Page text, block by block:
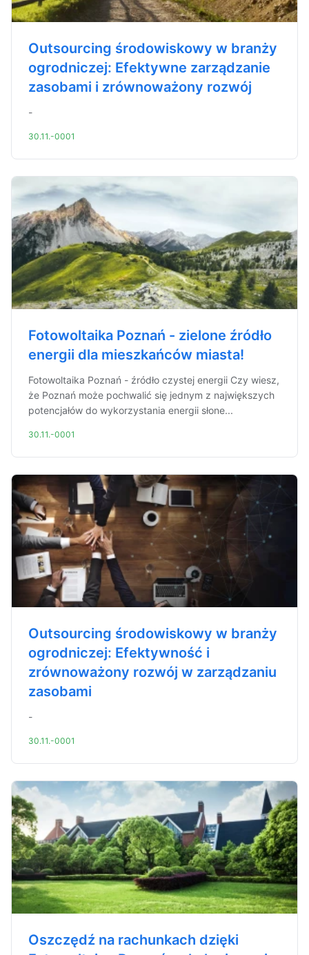
Outsourcing środowiskowy w branży
ogrodniczej: Efektywne zarządzanie
zasobami i zrównoważony rozwój
-
30.11.-0001
Fotowoltaika Poznań - zielone źródło
energii dla mieszkańców miasta!
Fotowoltaika Poznań - źródło czystej energii Czy wiesz,
że Poznań może pochwalić się jednym z największych
potencjałów do wykorzystania energii słone...
30.11.-0001
Outsourcing środowiskowy w branży
ogrodniczej: Efektywność i
zrównoważony rozwój w zarządzaniu
zasobami
-
30.11.-0001
Oszczędź na rachunkach dzięki